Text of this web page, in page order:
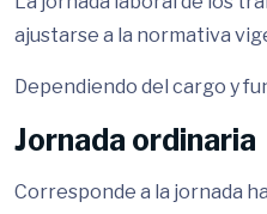
ajustarse a la normativa
Dependiendo del cargo y
Jornada ordinaria
Corresponde a la jornada